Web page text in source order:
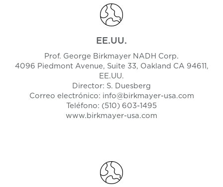
EE.UU.
Prof. George Birkmayer NADH Corp.
4096 Piedmont Avenue, Suite 33, Oakland CA 94611,
EE.UU.
Director: S. Duesberg
Correo electrónico: info@birkmayer-usa.com
Teléfono: (510) 603-1495
www.birkmayer-usa.com